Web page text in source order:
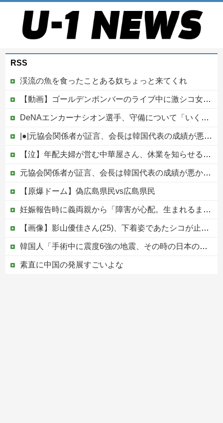
RSS
渓流の魚を食ったことある奴ちょっと来てくれ
【動画】ゴールデンボンバーのライブ中に激シコ女さんが乱入してしまうｗｗｗｗｗ
DeNAエンカーナシオン選手、守備について「いくら得点しても、エラーを重ねれば逆転されてしまう。そういう意味から自分にとっては、打撃よりも守備の方が大事」
|●|元協会関係者が証言、会長は韓国代表の成績が悪かった際「審判に十分な接待をしていないのではないかと叱責した」泥沼の責任押し付け合い発生
【泣】年配夫婦が営む中華屋さん、休業を知らせる貼り紙に応援コメントが続々と
元協会関係者が証言、会長は韓国代表の成績が悪かった際「審判に十分な接待をしていないのではないかと叱責した」泥沼の責任押し付け合い発生他
【原爆ドーム】偽広島県民vs広島県民
妊娠報告時に義両親から「障害が心配。生まれるまでおめでとうは言えない」と言われた日の不快感が一生許せない！何事もなかったかのように孫フィーバーしてるし
【画像】影山優佳さん(25)、下着姿であたシコが止まらない
韓国人「手術中に震度6強の地震、その時の日本の医療スタッフたちの姿をご覧ください」→「マジで鳥肌立った」「こういう姿は韓国も見習わないと」「あん...
素直に中国の発展すごいよな